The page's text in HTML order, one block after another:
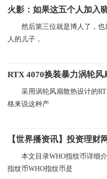
然后第三位就是博人了，
人的儿子，
采用涡轮风扇散热设计的
格来说这种产
本文目录WHO指纹币详细
指纹币WHO指纹币是